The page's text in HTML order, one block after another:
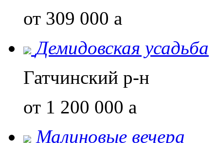
от 309 000 a
Демидовская усадьба
Гатчинский р-н
от 1 200 000 a
Малиновые вечера